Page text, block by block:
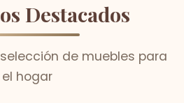
Destacados
de muebles para
el hogar